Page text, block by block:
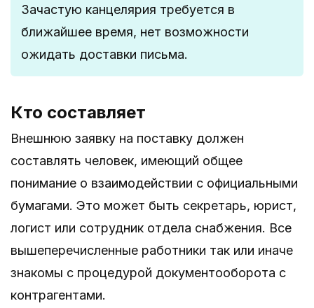
Зачастую канцелярия требуется в
ближайшее время, нет возможности
ожидать доставки письма.
Кто составляет
Внешнюю заявку на поставку должен
составлять человек, имеющий общее
понимание о взаимодействии с официальными
бумагами. Это может быть секретарь, юрист,
логист или сотрудник отдела снабжения. Все
вышеперечисленные работники так или иначе
знакомы с процедурой документооборота с
контрагентами.